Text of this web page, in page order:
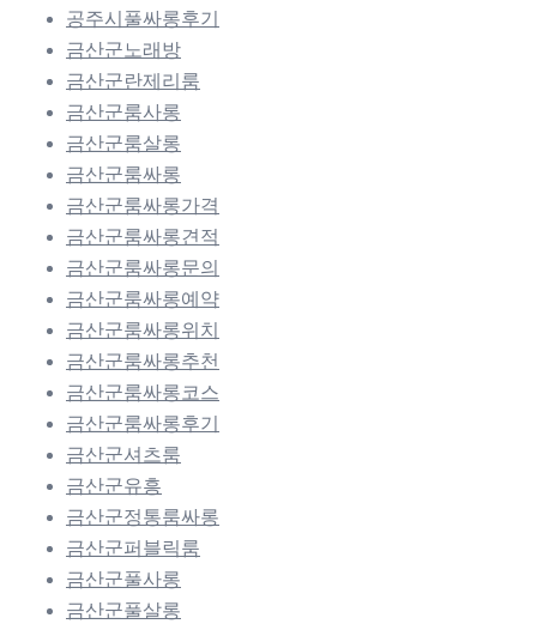
공주시풀싸롱후기
금산군노래방
금산군란제리룸
금산군룸사롱
금산군룸살롱
금산군룸싸롱
금산군룸싸롱가격
금산군룸싸롱견적
금산군룸싸롱문의
금산군룸싸롱예약
금산군룸싸롱위치
금산군룸싸롱추천
금산군룸싸롱코스
금산군룸싸롱후기
금산군셔츠룸
금산군유흥
금산군정통룸싸롱
금산군퍼블릭룸
금산군풀사롱
금산군풀살롱